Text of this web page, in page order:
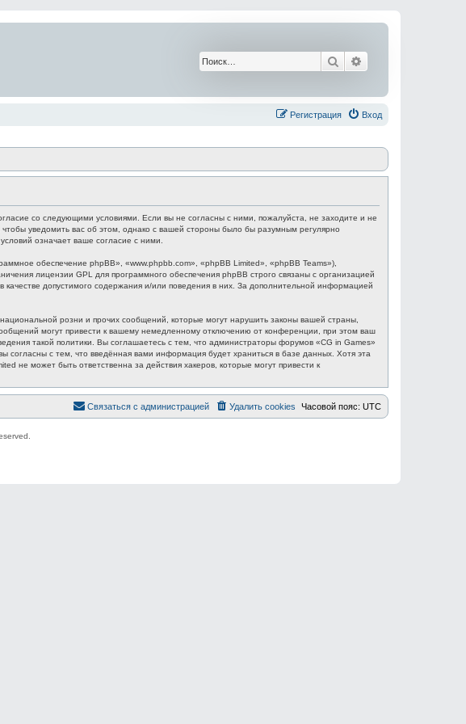
Поиск
Вход
Регистрация
со следующими условиями. Если вы не согласны с ними, пожалуйста, не заходите и не
уведомить вас об этом, однако с вашей стороны было бы разумным регулярно
означает ваше согласие с ними.
обеспечение phpBB», «www.phpbb.com», «phpBB Limited», «phpBB Teams»),
лицензии GPL для программного обеспечения phpBB строго связаны с организацией
допустимого содержания и/или поведения в них. За дополнительной информацией
розни и прочих сообщений, которые могут нарушить законы вашей страны,
могут привести к вашему немедленному отключению от конференции, при этом ваш
такой политики. Вы соглашаетесь с тем, что администраторы форумов «CG in Games»
с тем, что введённая вами информация будет храниться в базе данных. Хотя эта
не может быть ответственна за действия хакеров, которые могут привести к
Часовой пояс: UTC
Удалить cookies
Связаться с администрацией